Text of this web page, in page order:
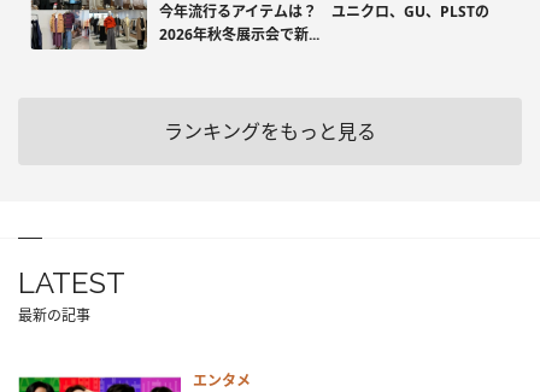
今年流行るアイテムは？ ユニクロ、GU、PLSTの
2026年秋冬展示会で新...
ランキングをもっと見る
LATEST
最新の記事
エンタメ